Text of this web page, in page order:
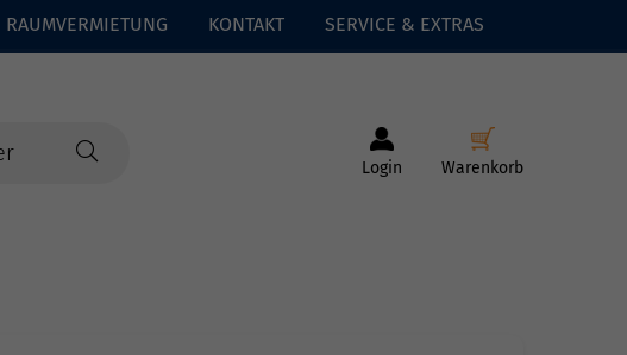
RAUMVERMIETUNG KONTAKT SERVICE & EXTRAS
Login Warenkorb